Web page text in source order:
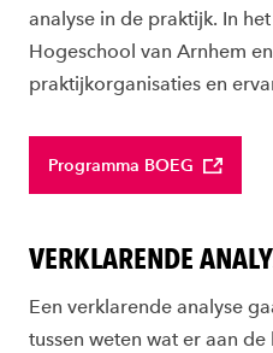
analyse in de praktijk. In
Hogeschool van Arnhem
praktijkorganisaties en
Programma BOEG
VERKLARENDE
Een verklarende analyse
tussen weten wat er aan